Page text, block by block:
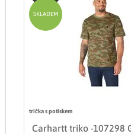
trička s potiskem
Carhartt triko -107298
SKLADEM